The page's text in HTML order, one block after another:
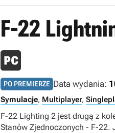
F-22
PO PREMIERZE Data wydania:
Symulacje, Multiplayer,
F-22 Lighting 2 jest drugą z
Stanów Zjednoczonych - F-22.